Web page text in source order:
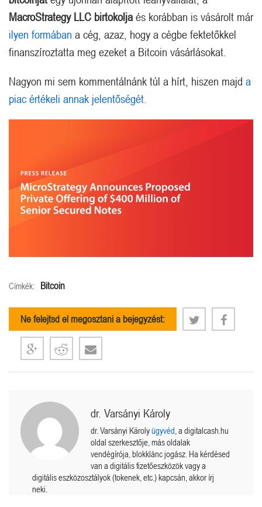
MacroStrategy LLC birtokolja és korábban is vásárolt már
ilyen formában a cég, azaz, hogy a cégbe fektetőkkel
finanszíroztatta meg ezeket a Bitcoin vásárlásokat.
Nagyon mi sem kommentálnánk túl a hírt, hiszen majd a
piac értékeli annak jelentőségét.
Címkék: Bitcoin
Ne felejtsd el megosztani a bejegyzést:
dr. Varsányi Károly
dr. Varsányi Károlyügyvéd , a digitalcash.hu
oldal szerkesztője, más oldalak
vendégírója, blokklánc jogász. Ha kérdésed
van a digitális fizetőeszközök vagy a
digitális eszközosztályok (tokenek, etc.) kapcsán, akkor írj
neki.